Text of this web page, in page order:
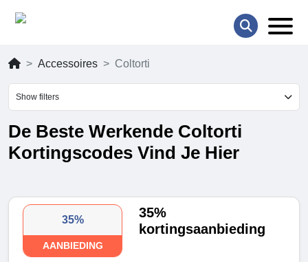
Accessoires Coltorti
Show filters
De Beste Werkende Coltorti
Kortingscodes Vind Je Hier
35%
AANBIEDING
35%
kortingsaanbieding